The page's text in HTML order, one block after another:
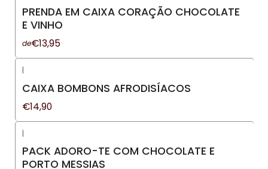
PRENDA EM CAIXA CORAÇÃO CHOCOLATE
E VINHO
de€13,95
|
CAIXA BOMBONS AFRODISÍACOS
€14,90
|
PACK ADORO-TE COM CHOCOLATE E
PORTO MESSIAS